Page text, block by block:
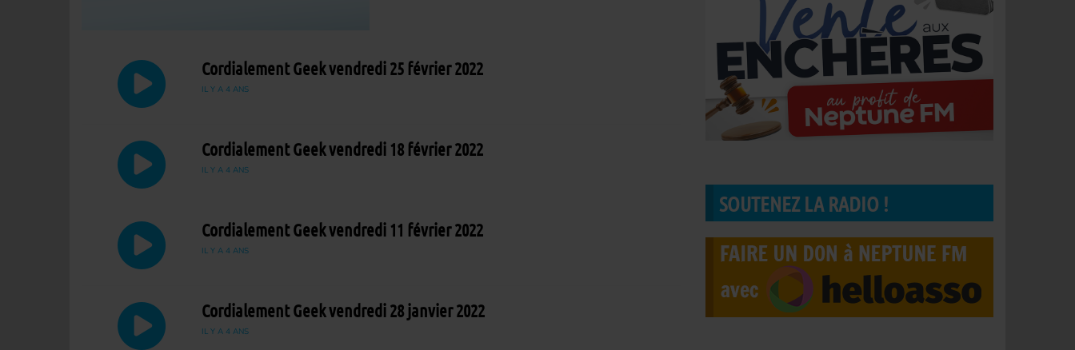
Cordialement Geek vendredi 25 février 2022
IL Y A 4 ANS
Cordialement Geek vendredi 18 février 2022
IL Y A 4 ANS
Cordialement Geek vendredi 11 février 2022
IL Y A 4 ANS
Cordialement Geek vendredi 28 janvier 2022
IL Y A 4 ANS
SOUTENEZ LA RADIO !